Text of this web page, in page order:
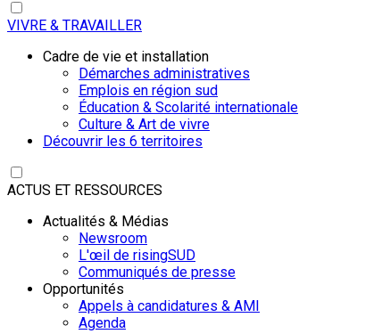
VIVRE & TRAVAILLER
Cadre de vie et installation
Démarches administratives
Emplois en région sud
Éducation & Scolarité internationale
Culture & Art de vivre
Découvrir les 6 territoires
ACTUS ET RESSOURCES
Actualités & Médias
Newsroom
L'œil de risingSUD
Communiqués de presse
Opportunités
Appels à candidatures & AMI
Agenda